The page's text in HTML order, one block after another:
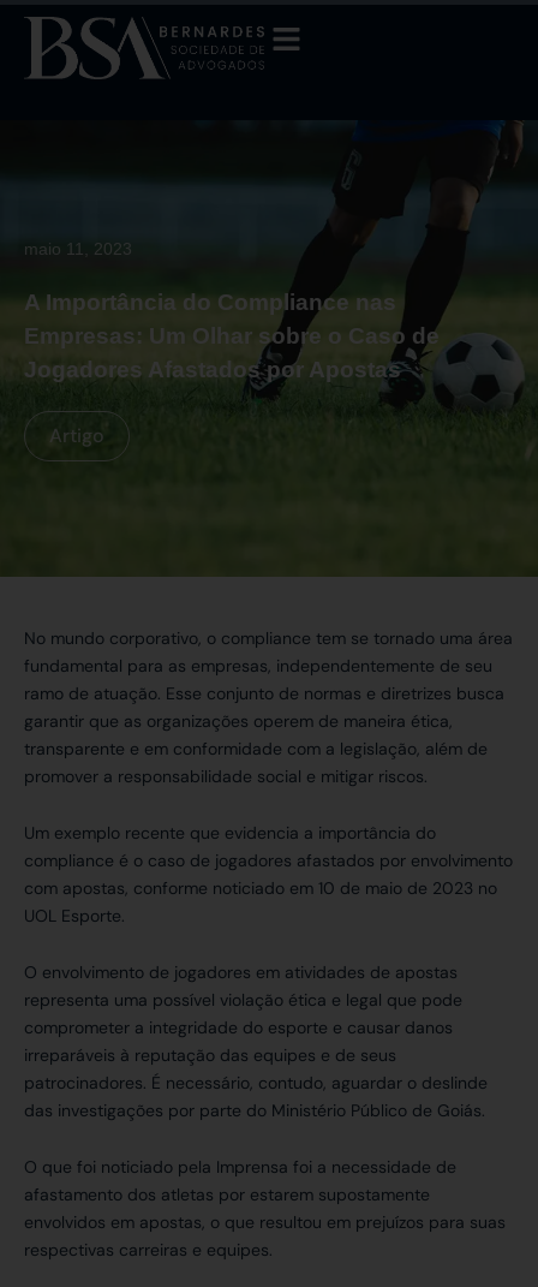
maio 11, 2023
A Importância do Compliance nas
Empresas: Um Olhar sobre o Caso de
Jogadores Afastados por Apostas
Artigo
No mundo corporativo, o compliance tem se tornado uma área
fundamental para as empresas, independentemente de seu
ramo de atuação. Esse conjunto de normas e diretrizes busca
garantir que as organizações operem de maneira ética,
transparente e em conformidade com a legislação, além de
promover a responsabilidade social e mitigar riscos.
Um exemplo recente que evidencia a importância do
compliance é o caso de jogadores afastados por envolvimento
com apostas, conforme noticiado em 10 de maio de 2023 no
UOL Esporte.
O envolvimento de jogadores em atividades de apostas
representa uma possível violação ética e legal que pode
comprometer a integridade do esporte e causar danos
irreparáveis à reputação das equipes e de seus
patrocinadores. É necessário, contudo, aguardar o deslinde
das investigações por parte do Ministério Público de Goiás.
O que foi noticiado pela Imprensa foi a necessidade de
afastamento dos atletas por estarem supostamente
envolvidos em apostas, o que resultou em prejuízos para suas
respectivas carreiras e equipes.